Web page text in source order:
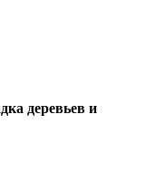
деревьев и